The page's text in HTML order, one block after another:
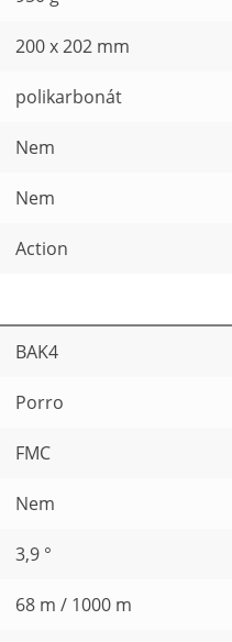
200 x 202 mm
polikarbonát
Nem
Nem
Action
BAK4
Porro
FMC
Nem
3,9 °
68 m / 1000 m